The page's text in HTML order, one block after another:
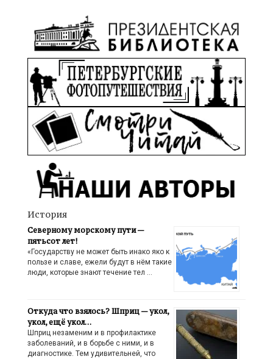
История
Северному морскому пути —
пятьсот лет!
«Государству не может быть инако яко к
пользе и славе, ежели будут в нём такие
люди, которые знают течение тел …
Откуда что взялось? Шприц — укол,
укол, ещё укол…
Шприц незаменим и в профилактике
заболеваний, и в борьбе с ними, и в
диагностике. Тем удивительней, что